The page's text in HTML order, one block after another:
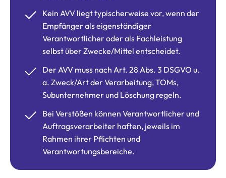
Kein AVV liegt typischerweise vor, wenn der
Empfänger als eigenständiger
Verantwortlicher oder als Fachleistung
selbst über Zwecke/Mittel entscheidet.
Der AVV muss nach Art. 28 Abs. 3 DSGVO u.
a. Zweck/Art der Verarbeitung, TOMs,
Subunternehmer und Löschung regeln.
Bei Verstößen können Verantwortlicher und
Auftragsverarbeiter haften, jeweils im
Rahmen ihrer Pflichten und
Verantwortungsbereiche.